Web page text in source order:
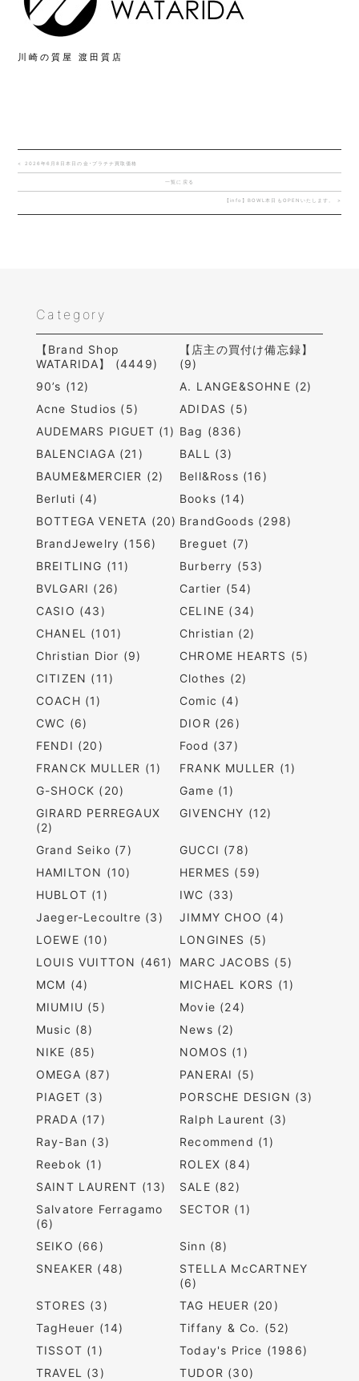
川崎の質屋 渡田質店
< 2026年6月8日本日の金･プラチナ買取価格
一覧に戻る
【info】BOWL本日もOPENいたします。 >
Category
【Brand Shop
WATARIDA】 (4449)
【店主の買付け備忘録】
(9)
90’s (12)
A. LANGE&SOHNE (2)
Acne Studios (5)
ADIDAS (5)
AUDEMARS PIGUET (1) Bag (836)
BALENCIAGA (21)
BALL (3)
BAUME&MERCIER (2)
Bell&Ross (16)
Berluti (4)
Books (14)
BOTTEGA VENETA (20) BrandGoods (298)
BrandJewelry (156)
Breguet (7)
BREITLING (11)
Burberry (53)
BVLGARI (26)
Cartier (54)
CASIO (43)
CELINE (34)
CHANEL (101)
Christian (2)
Christian Dior (9)
CHROME HEARTS (5)
CITIZEN (11)
Clothes (2)
COACH (1)
Comic (4)
CWC (6)
DIOR (26)
FENDI (20)
Food (37)
FRANCK MULLER (1)
FRANK MULLER (1)
G-SHOCK (20)
Game (1)
GIRARD PERREGAUX
(2)
GIVENCHY (12)
Grand Seiko (7)
GUCCI (78)
HAMILTON (10)
HERMES (59)
HUBLOT (1)
IWC (33)
Jaeger-Lecoultre (3)
JIMMY CHOO (4)
LOEWE (10)
LONGINES (5)
LOUIS VUITTON (461)
MARC JACOBS (5)
MCM (4)
MICHAEL KORS (1)
MIUMIU (5)
Movie (24)
Music (8)
News (2)
NIKE (85)
NOMOS (1)
OMEGA (87)
PANERAI (5)
PIAGET (3)
PORSCHE DESIGN (3)
PRADA (17)
Ralph Laurent (3)
Ray-Ban (3)
Recommend (1)
Reebok (1)
ROLEX (84)
SAINT LAURENT (13)
SALE (82)
Salvatore Ferragamo
(6)
SECTOR (1)
SEIKO (66)
Sinn (8)
SNEAKER (48)
STELLA McCARTNEY
(6)
STORES (3)
TAG HEUER (20)
TagHeuer (14)
Tiffany & Co. (52)
TISSOT (1)
Today's Price (1986)
TRAVEL (3)
TUDOR (30)